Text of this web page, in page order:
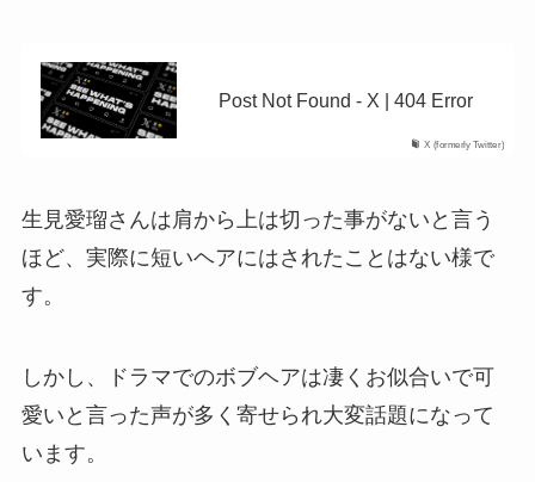
X (formerly Twitter)
Post Not Found - X | 404 Error
生見愛瑠さんは肩から上は切った事がないと言う
ほど、実際に短いヘアにはされたことはない様で
す。
しかし、ドラマでのボブヘアは凄くお似合いで可
愛いと言った声が多く寄せられ大変話題になって
います。